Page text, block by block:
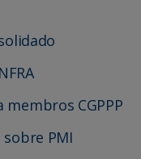
membros CGPPP
sobre PMI